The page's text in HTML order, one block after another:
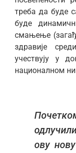
треба да буде
буде
смањење
здравије
учествују у
националном
ову